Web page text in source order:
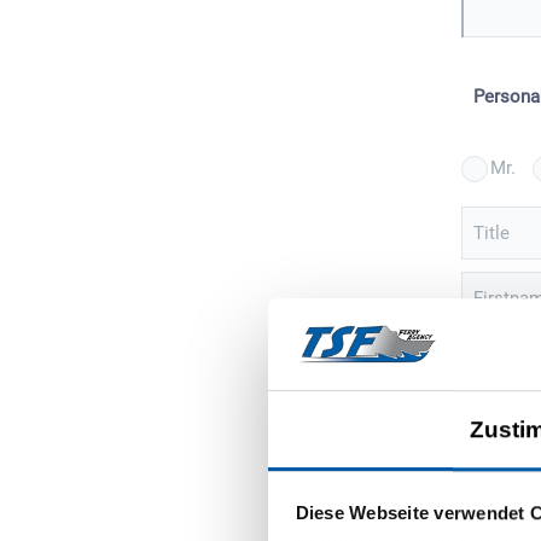
Diese Webseite verwendet
Mr.
Title
ZIP